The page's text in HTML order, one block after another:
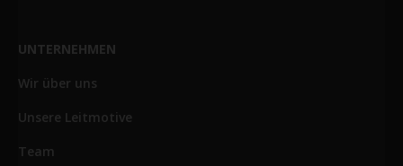
UNTERNEHMEN
Wir über uns
Unsere Leitmotive
Team